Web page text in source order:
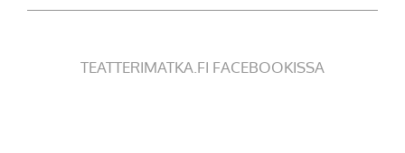
TEATTERIMATKA.FI FACEBOOKISSA